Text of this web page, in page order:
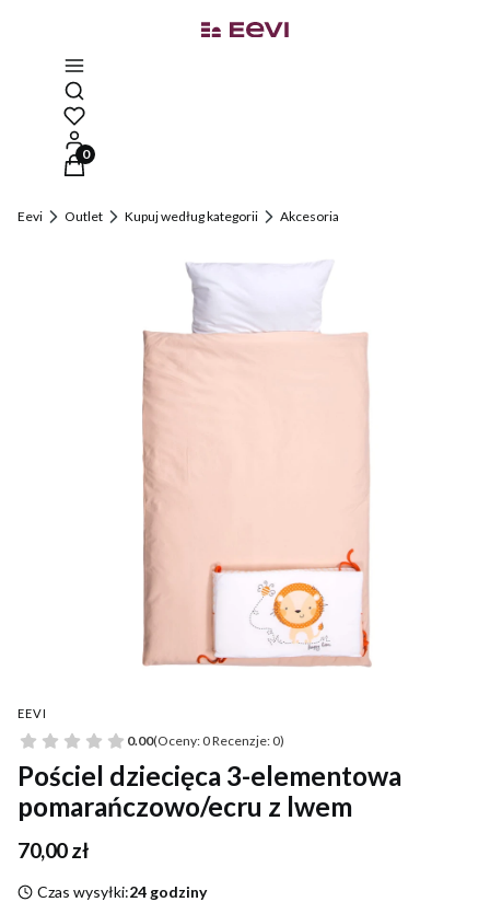
Otwórz wyszukiwarkę
Produkty w koszyku: 0. Zobacz szczegóły
Eevi Outlet Kupuj według kategorii Akcesoria
EEVI
0.00(Oceny: 0 Recenzje: 0)
Pościel dziecięca 3-elementowa
pomarańczowo/ecru z lwem
Cena
70,00 zł
Czas wysyłki:24 godziny